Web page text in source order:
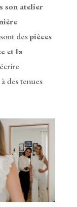
son atelier
despièces
et la
des tenues